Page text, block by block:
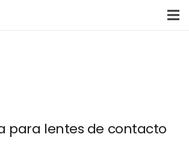
para lentes de contacto